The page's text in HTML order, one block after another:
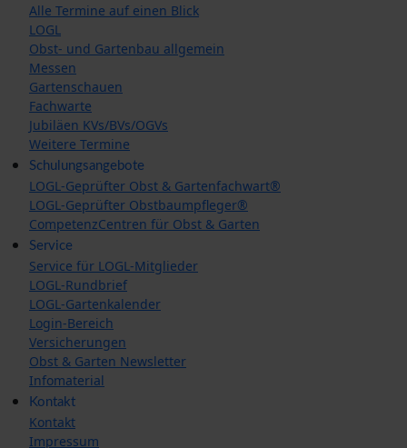
Alle Termine auf einen Blick
LOGL
Obst- und Gartenbau allgemein
Messen
Gartenschauen
Fachwarte
Jubiläen KVs/BVs/OGVs
Weitere Termine
Schulungsangebote
LOGL-Geprüfter Obst & Gartenfachwart®
LOGL-Geprüfter Obstbaumpfleger®
CompetenzCentren für Obst & Garten
Service
Service für LOGL-Mitglieder
LOGL-Rundbrief
LOGL-Gartenkalender
Login-Bereich
Versicherungen
Obst & Garten Newsletter
Infomaterial
Kontakt
Kontakt
Impressum